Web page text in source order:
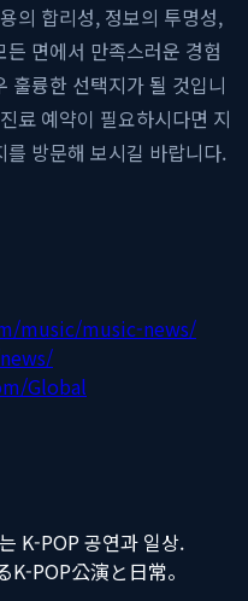
의 합리성, 정보의 투명성,
면에서 만족스러운 경험
훌륭한 선택지가 될 것입니
료 예약이 필요하시다면 지
방문해 보시길 바랍니다.
music/music-news/
Global
K-POP 공연과 일상.
POP公演と日常。